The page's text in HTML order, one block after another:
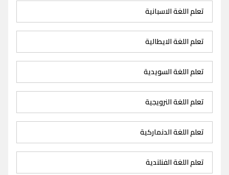
تعلم اللغة الاسبانية
تعلم اللغة الايطالية
تعلم اللغة السويدية
تعلم اللغة النرويجية
تعلم اللغة الدنماركية
تعلم اللغة الفنلندية